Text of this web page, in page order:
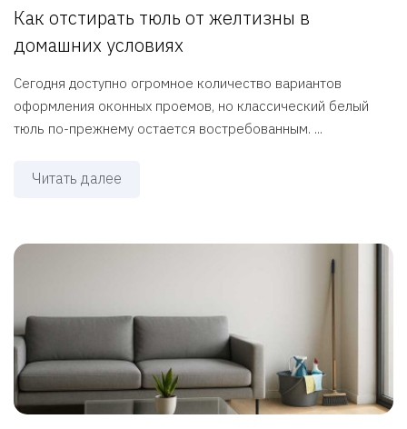
Как отстирать тюль от желтизны в
домашних условиях
Сегодня доступно огромное количество вариантов
оформления оконных проемов, но классический белый
тюль по-прежнему остается востребованным. ...
Читать далее